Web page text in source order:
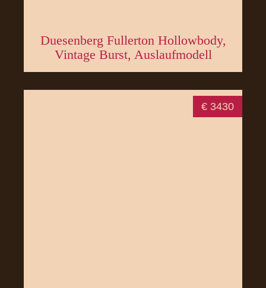
Duesenberg Fullerton Hollowbody,
Vintage Burst, Auslaufmodell
€ 3430